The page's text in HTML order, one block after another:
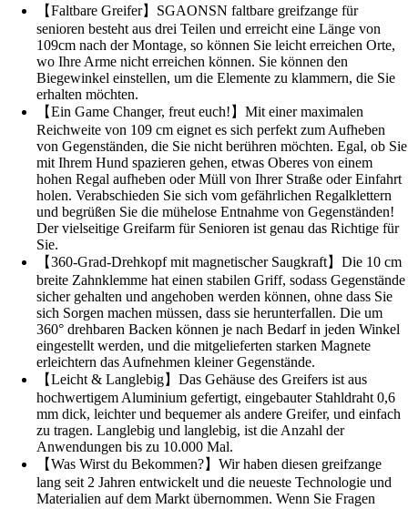
【Faltbare Greifer】SGAONSN faltbare greifzange für
senioren besteht aus drei Teilen und erreicht eine Länge von
109cm nach der Montage, so können Sie leicht erreichen Orte,
wo Ihre Arme nicht erreichen können. Sie können den
Biegewinkel einstellen, um die Elemente zu klammern, die Sie
erhalten möchten.
【Ein Game Changer, freut euch!】Mit einer maximalen
Reichweite von 109 cm eignet es sich perfekt zum Aufheben
von Gegenständen, die Sie nicht berühren möchten. Egal, ob Sie
mit Ihrem Hund spazieren gehen, etwas Oberes von einem
hohen Regal aufheben oder Müll von Ihrer Straße oder Einfahrt
holen. Verabschieden Sie sich vom gefährlichen Regalklettern
und begrüßen Sie die mühelose Entnahme von Gegenständen!
Der vielseitige Greifarm für Senioren ist genau das Richtige für
Sie.
【360-Grad-Drehkopf mit magnetischer Saugkraft】Die 10 cm
breite Zahnklemme hat einen stabilen Griff, sodass Gegenstände
sicher gehalten und angehoben werden können, ohne dass Sie
sich Sorgen machen müssen, dass sie herunterfallen. Die um
360° drehbaren Backen können je nach Bedarf in jeden Winkel
eingestellt werden, und die mitgelieferten starken Magnete
erleichtern das Aufnehmen kleiner Gegenstände.
【Leicht & Langlebig】Das Gehäuse des Greifers ist aus
hochwertigem Aluminium gefertigt, eingebauter Stahldraht 0,6
mm dick, leichter und bequemer als andere Greifer, und einfach
zu tragen. Langlebig und langlebig, ist die Anzahl der
Anwendungen bis zu 10.000 Mal.
【Was Wirst du Bekommen?】Wir haben diesen greifzange
lang seit 2 Jahren entwickelt und die neueste Technologie und
Materialien auf dem Markt übernommen. Wenn Sie Fragen